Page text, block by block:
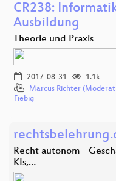
CR238:
Ausbildung
Theorie und Praxis
2017-08-31
1.1k
Marcus Richter
Fiebig
Recht autonom -
KIs,…